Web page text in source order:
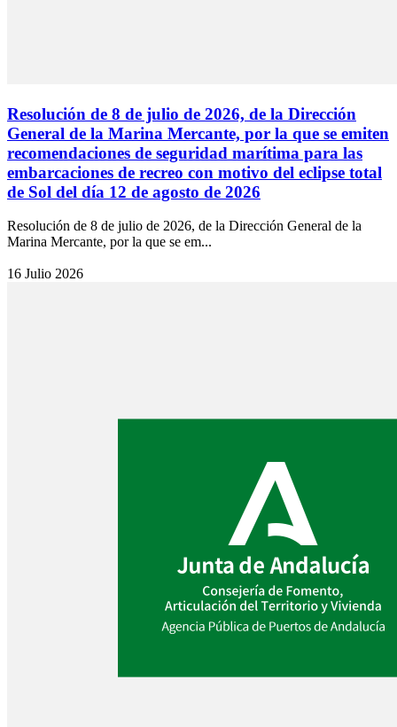
Resolución de 8 de julio de 2026, de la Dirección
General de la Marina Mercante, por la que se emiten
recomendaciones de seguridad marítima para las
embarcaciones de recreo con motivo del eclipse total
de Sol del día 12 de agosto de 2026
Resolución de 8 de julio de 2026, de la Dirección General de la
Marina Mercante, por la que se em...
16 Julio 2026